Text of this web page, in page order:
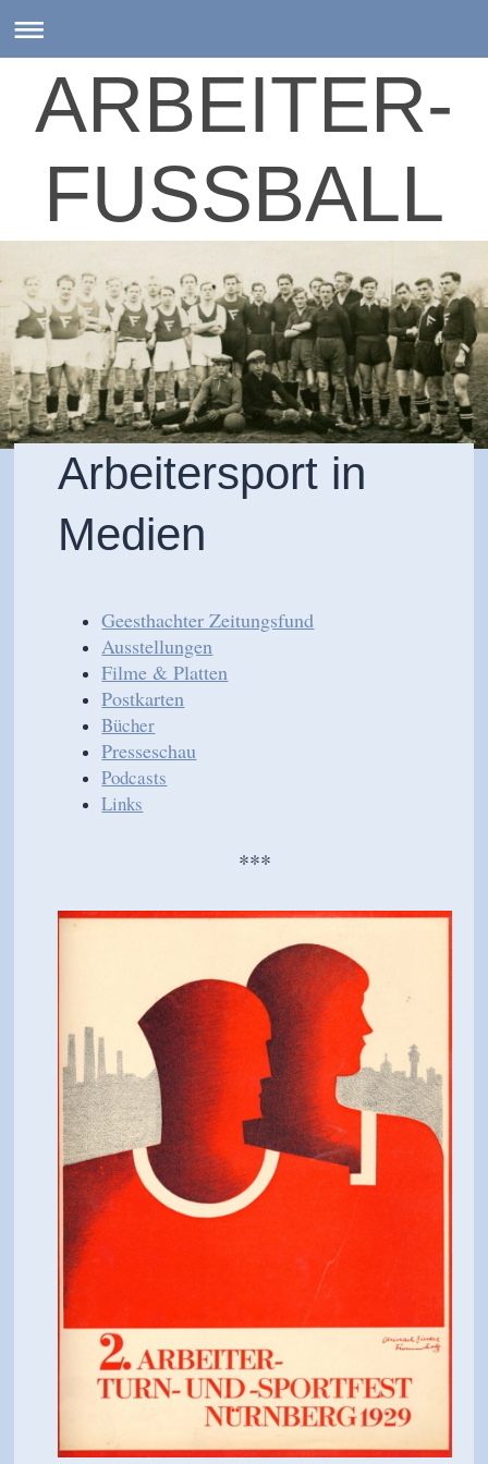
ARBEITER-
FUSSBALL
Arbeitersport in
Medien
Geesthachter Zeitungsfund
Ausstellungen
Filme & Platten
Postkarten
Bücher
Presseschau
Podcasts
Links
***